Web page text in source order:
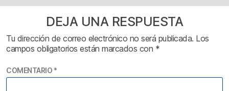
DEJA UNA RESPUESTA
Tu dirección de correo electrónico no será publicada. Los
campos obligatorios están marcados con *
COMENTARIO *